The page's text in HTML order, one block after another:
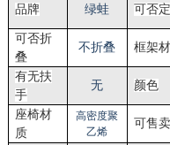
品牌 绿蛙 可否
可否折
叠
不折叠 框架
有无扶
手
无 颜色
座椅材
质
高密度聚
乙烯
可售